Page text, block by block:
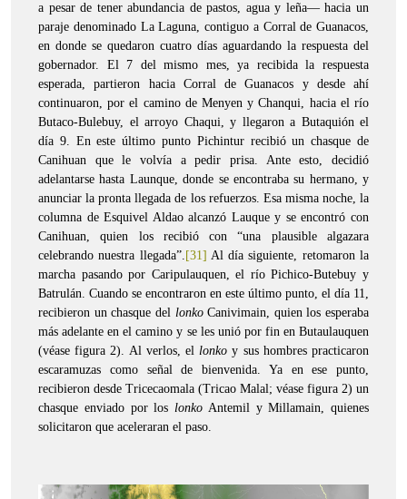
a pesar de tener abundancia de pastos, agua y leña— hacia un
paraje denominado La Laguna, contiguo a Corral de Guanacos,
en donde se quedaron cuatro días aguardando la respuesta del
gobernador. El 7 del mismo mes, ya recibida la respuesta
esperada, partieron hacia Corral de Guanacos y desde ahí
continuaron, por el camino de Menyen y Chanqui, hacia el río
Butaco-Bulebuy, el arroyo Chaqui, y llegaron a Butaquión el
día 9. En este último punto Pichintur recibió un chasque de
Canihuan que le volvía a pedir prisa. Ante esto, decidió
adelantarse hasta Launque, donde se encontraba su hermano, y
anunciar la pronta llegada de los refuerzos. Esa misma noche, la
columna de Esquivel Aldao alcanzó Lauque y se encontró con
Canihuan, quien los recibió con “una plausible algazara
celebrando nuestra llegada”. [31] Al día siguiente, retomaron la
marcha pasando por Caripulauquen, el río Pichico-Butebuy y
Batrulán. Cuando se encontraron en este último punto, el día 11,
recibieron un chasque del lonkoCanivimain, quien los esperaba
más adelante en el camino y se les unió por fin en Butaulauquen
(véase figura 2). Al verlos, ellonko y sus hombres practicaron
escaramuzas como señal de bienvenida. Ya en ese punto,
recibieron desde Tricecaomala (Tricao Malal; véase figura 2) un
chasque enviado por los lonko Antemil y Millamain, quienes
solicitaron que aceleraran el paso.